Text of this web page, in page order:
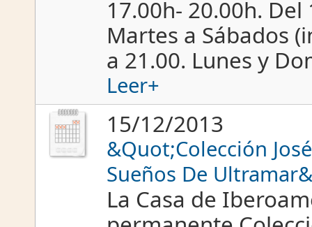
17.00h- 20.00h.
Martes a Sábados
a 21.00. Lunes y
Leer+
15/12/2013
&Quot;Colección
Sueños De
La Casa de